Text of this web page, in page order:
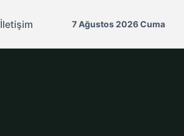
İletişim 7 Ağustos 2026 Cuma